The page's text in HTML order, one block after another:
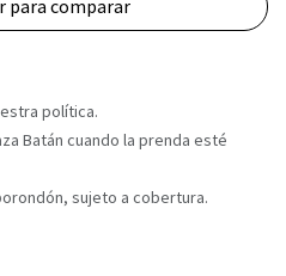
para comparar
política.
Batán cuando la prenda esté
sujeto a cobertura.